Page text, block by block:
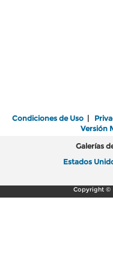
Condiciones de Uso |
Versión
Galerías
Estados
Copyright ©